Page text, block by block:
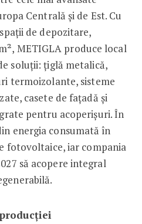
Centrală și de Est. Cu
de depozitare,
METIGLA produce local
soluții: țiglă metalică,
termoizolante, sisteme
casete de fațadă și
pentru acoperișuri. În
energia consumată în
fotovoltaice, iar compania
să acopere integral